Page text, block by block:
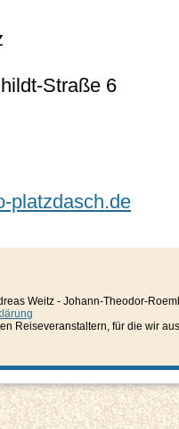
Straße 6
platzdasch.de
Weitz - Johann-Theodor-
Reiseveranstaltern, für die wir